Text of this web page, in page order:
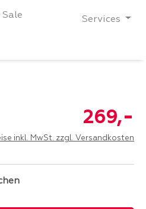
Sale Services
269,-
inkl. MwSt. zzgl. Versandkosten